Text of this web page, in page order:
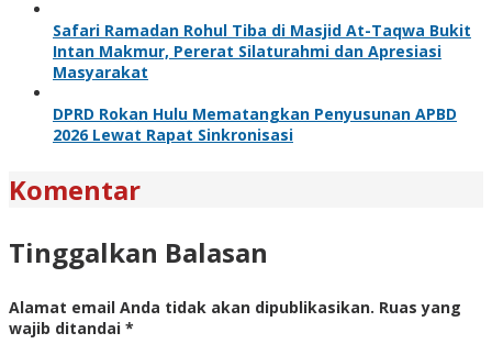
Safari Ramadan Rohul Tiba di Masjid At-Taqwa Bukit
Intan Makmur, Pererat Silaturahmi dan Apresiasi
Masyarakat
DPRD Rokan Hulu Mematangkan Penyusunan APBD
2026 Lewat Rapat Sinkronisasi
Komentar
Tinggalkan Balasan
Alamat email Anda tidak akan dipublikasikan. Ruas yang
wajib ditandai *